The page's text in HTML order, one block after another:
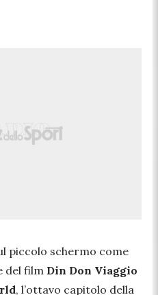
piccolo schermo come
del film Din Don Viaggio
, l’ottavo capitolo della